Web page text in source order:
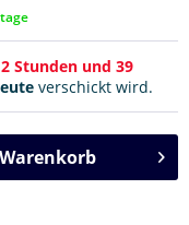
2 Stunden und 39
verschickt wird.
Warenkorb